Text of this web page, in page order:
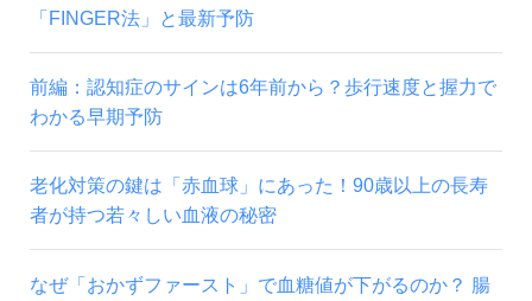
「FINGER法」と最新予防
前編：認知症のサインは6年前から？歩行速度と握力で
わかる早期予防
老化対策の鍵は「赤血球」にあった！90歳以上の長寿
者が持つ若々しい血液の秘密
なぜ「おかずファースト」で血糖値が下がるのか？ 腸